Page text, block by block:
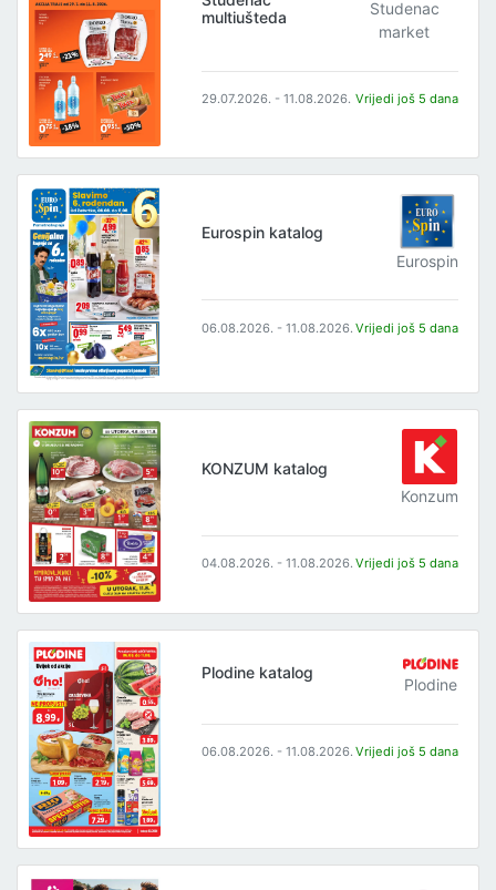
multiušteda
Studenac
market
29.07.2026. - 11.08.2026. Vrijedi još 5 dana
Eurospin katalog
Eurospin
06.08.2026. - 11.08.2026. Vrijedi još 5 dana
KONZUM katalog
Konzum
04.08.2026. - 11.08.2026. Vrijedi još 5 dana
Plodine katalog
Plodine
06.08.2026. - 11.08.2026. Vrijedi još 5 dana